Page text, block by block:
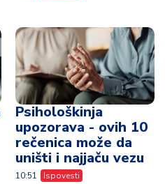
Psihološkinja
upozorava - ovih 10
rečenica može da
uništi i najjaču vezu
10:51 Ispovesti